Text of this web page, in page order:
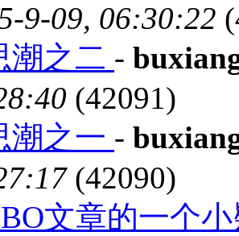
9-09, 06:30:22
潮之二 -
(42091)
潮之一 -
(42090)
文章的一个